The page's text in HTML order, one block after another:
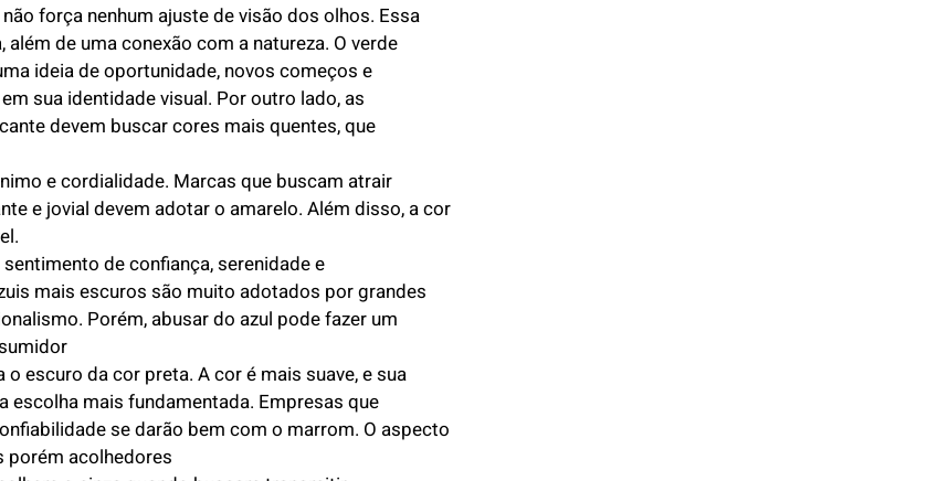
força nenhum ajuste de visão dos olhos. Essa
de uma conexão com a natureza. O verde
ideia de oportunidade, novos começos e
sua identidade visual. Por outro lado, as
devem buscar cores mais quentes, que
e cordialidade. Marcas que buscam atrair
e jovial devem adotar o amarelo. Além disso, a cor
de confiança, serenidade e
mais escuros são muito adotados por grandes
Porém, abusar do azul pode fazer um
escuro da cor preta. A cor é mais suave, e sua
mais fundamentada. Empresas que
se darão bem com o marrom. O aspecto
acolhedores